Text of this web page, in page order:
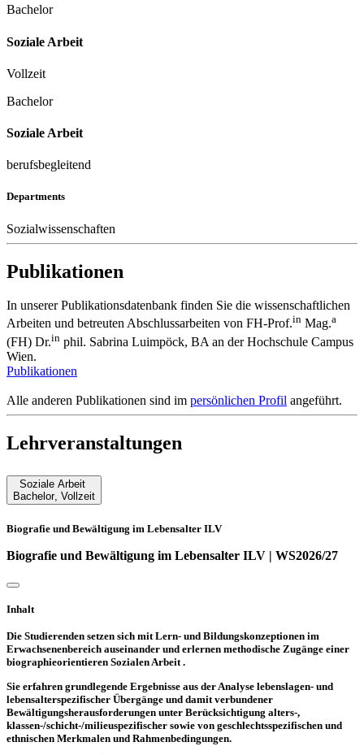
Bachelor
Soziale Arbeit
Vollzeit
Bachelor
Soziale Arbeit
berufsbegleitend
Departments
Sozialwissenschaften
Publikationen
In unserer Publikationsdatenbank finden Sie die wissenschaftlichen
Arbeiten und betreuten Abschlussarbeiten von FH-Prof.in Mag.a
(FH) Dr.in phil. Sabrina Luimpöck, BA an der Hochschule Campus
Wien.
Publikationen
Alle anderen Publikationen sind im persönlichen Profil angeführt.
Lehrveranstaltungen
Soziale Arbeit
Bachelor, Vollzeit
Biografie und Bewältigung im Lebensalter ILV
Biografie und Bewältigung im Lebensalter ILV | WS2026/27
Inhalt
Die Studierenden setzen sich mit Lern- und Bildungskonzeptionen im
Erwachsenenbereich auseinander und erlernen methodische Zugänge einer
biographieorientieren Sozialen Arbeit .
Sie erfahren grundlegende Ergebnisse aus der Analyse lebenslagen- und
lebensalterspezifischer Übergänge und damit verbundener
Bewältigungsherausforderungen unter Berücksichtigung alters-,
klassen-/schicht-/milieuspezifischer sowie von geschlechtsspezifischen und
ethnischen Merkmalen und Rahmenbedingungen.